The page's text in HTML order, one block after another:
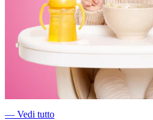
― Vedi tutto